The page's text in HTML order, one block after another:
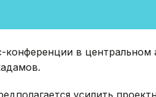
в центральном